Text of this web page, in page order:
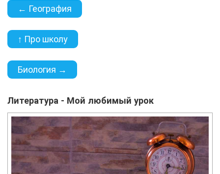
← География
↑ Про школу
Биология →
Литература - Мой любимый урок